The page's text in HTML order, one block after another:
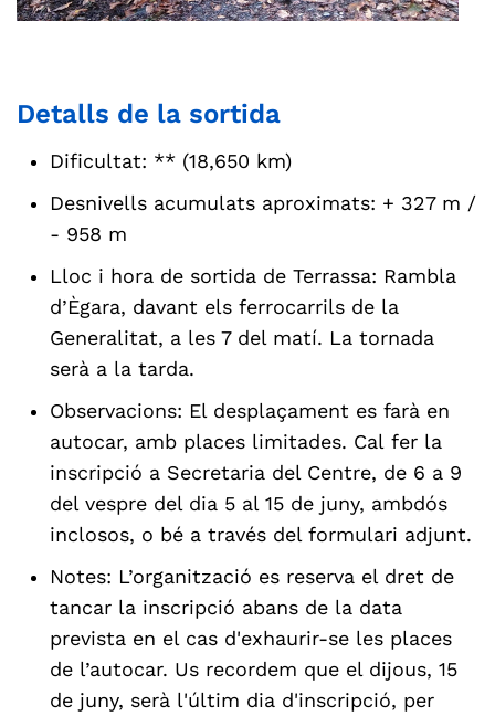
Detalls de la sortida
Dificultat: ** (18,650 km)
Desnivells acumulats aproximats: + 327 m /
- 958 m
Lloc i hora de sortida de Terrassa: Rambla
d’Ègara, davant els ferrocarrils de la
Generalitat, a les 7 del matí. La tornada
serà a la tarda.
Observacions: El desplaçament es farà en
autocar, amb places limitades. Cal fer la
inscripció a Secretaria del Centre, de 6 a 9
del vespre del dia 5 al 15 de juny, ambdós
inclosos, o bé a través del formulari adjunt.
Notes: L’organització es reserva el dret de
tancar la inscripció abans de la data
prevista en el cas d'exhaurir-se les places
de l’autocar. Us recordem que el dijous, 15
de juny, serà l'últim dia d'inscripció, per